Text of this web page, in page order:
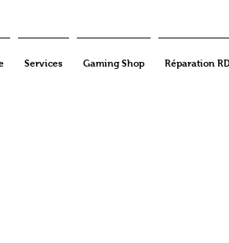
Services Gaming Shop Réparation